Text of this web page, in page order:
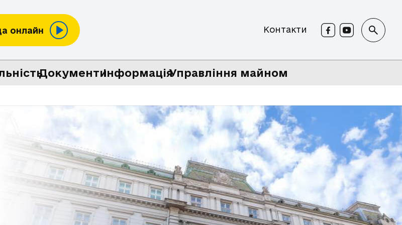
онлайн Контакти
ДокументиІнформаціяУправління майном